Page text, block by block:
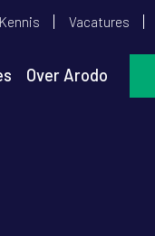
Top
Kennis Vacatures
Over Arodo